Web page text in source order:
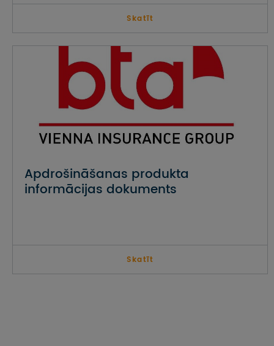
Skatīt
Apdrošināšanas produkta
informācijas dokuments
Skatīt